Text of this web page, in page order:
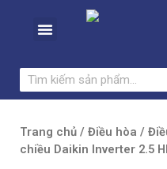
Trang chủ / Điều hòa /
chiều Daikin Inverter 2.5